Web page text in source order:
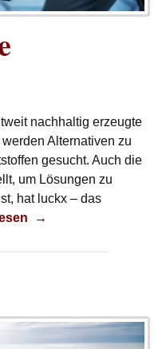
nachhaltig erzeugte
Alternativen zu
gesucht. Auch die
um Lösungen zu
hat luckx – das
→